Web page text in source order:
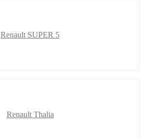
Renault SUPER 5
Renault Thalia